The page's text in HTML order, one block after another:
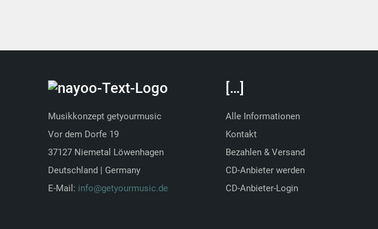
Musikkonzept getyourmusic
Vor dem Dorfe 19
37127 Niemetal Löwenhagen
Deutschland | Germany
E-Mail: info@getyourmusic.de
[…]
Alle Informationen
Kontakt
Bezahlen & Versand
CD-Anbieter werden
CD-Anbieter-Login